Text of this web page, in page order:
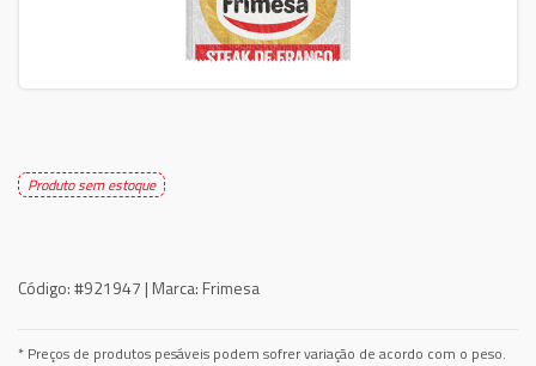
Produto sem estoque
Código:#921947 | Marca: Frimesa
* Preços de produtos pesáveis podem sofrer variação de acordo com o peso.